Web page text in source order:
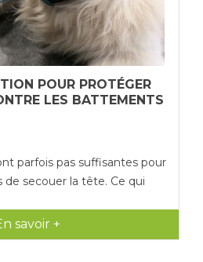
POUR PROTÉGER
LES BATTEMENTS
parfois pas suffisantes pour
de secouer la tête. Ce qui
savoir +